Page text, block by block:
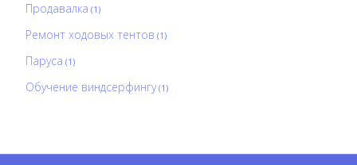
Продавалка (1)
Ремонт ходовых тентов (1)
Паруса (1)
Обучение виндсерфингу(1)